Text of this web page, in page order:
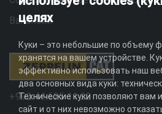
Вакансии
+992 44 625 11 22
целях
Куки – это небольшие по объему
хранятся на вашем устройстве.
эффективно использовать наш
два основных вида куки:
Технические куки позволяют вам
сайт и от них невозможно